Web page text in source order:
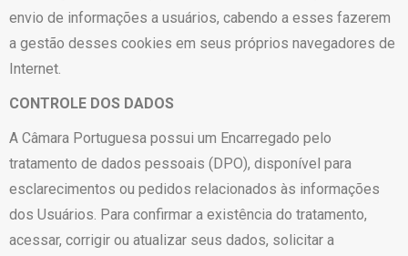
envio de informações a usuários, cabendo a esses fazerem
a gestão desses cookies em seus próprios navegadores de
Internet.
CONTROLE DOS DADOS
A Câmara Portuguesa possui um Encarregado pelo
tratamento de dados pessoais (DPO), disponível para
esclarecimentos ou pedidos relacionados às informações
dos Usuários. Para confirmar a existência do tratamento,
acessar, corrigir ou atualizar seus dados, solicitar a